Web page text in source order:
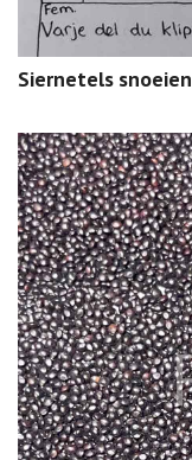
Siernetels snoeien